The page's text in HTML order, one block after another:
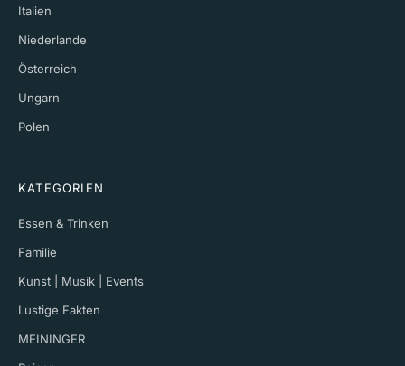
Italien
Niederlande
Österreich
Ungarn
Polen
KATEGORIEN
Essen & Trinken
Familie
Kunst | Musik | Events
Lustige Fakten
MEININGER